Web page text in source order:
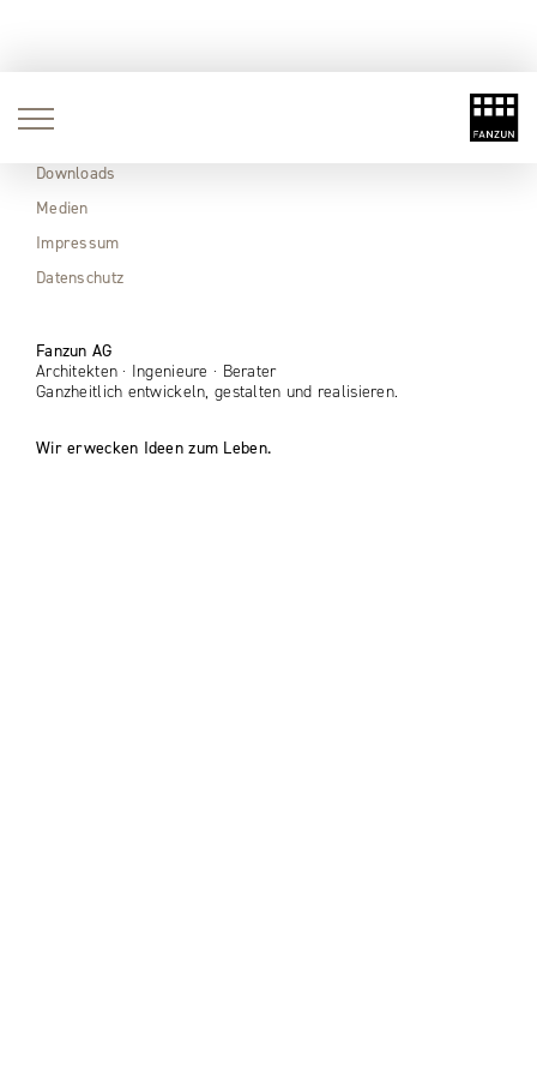
Aktuell
Downloads
Medien
Impressum
Datenschutz
Fanzun AG
Architekten · Ingenieure · Berater
Ganzheitlich entwickeln, gestalten und realisieren.
Wir erwecken Ideen zum Leben.